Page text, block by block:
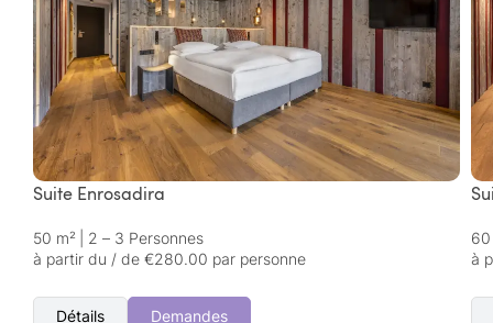
Suite Enrosadira
50 m²
2 – 3 Personnes
à partir du / de €280.00 par personne
Détails Demandes
60
à